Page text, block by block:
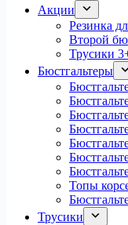
Акции
Резинка
Второй
Трусики
Бюстгальтеры
Топы
Трусики